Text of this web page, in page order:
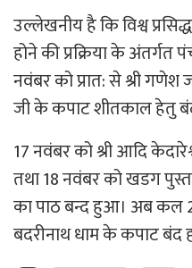
उल्लेखनीय है कि विश्व
होने की प्रक्रिया के
नवंबर को प्रात: से श्री
जी के कपाट शीतकाल हेतु
17 नवंबर को श्री आदि
तथा 18 नवंबर को खडग
का पाठ बन्द हुआ। अब कल
बदरीनाथ धाम के कपाट बंद